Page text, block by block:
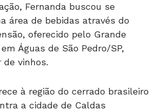
Fernanda buscou se
área de bebidas através do
oferecido pelo Grande
Águas de São Pedro/SP,
de vinhos.
à região do cerrado brasileiro
a cidade de Caldas